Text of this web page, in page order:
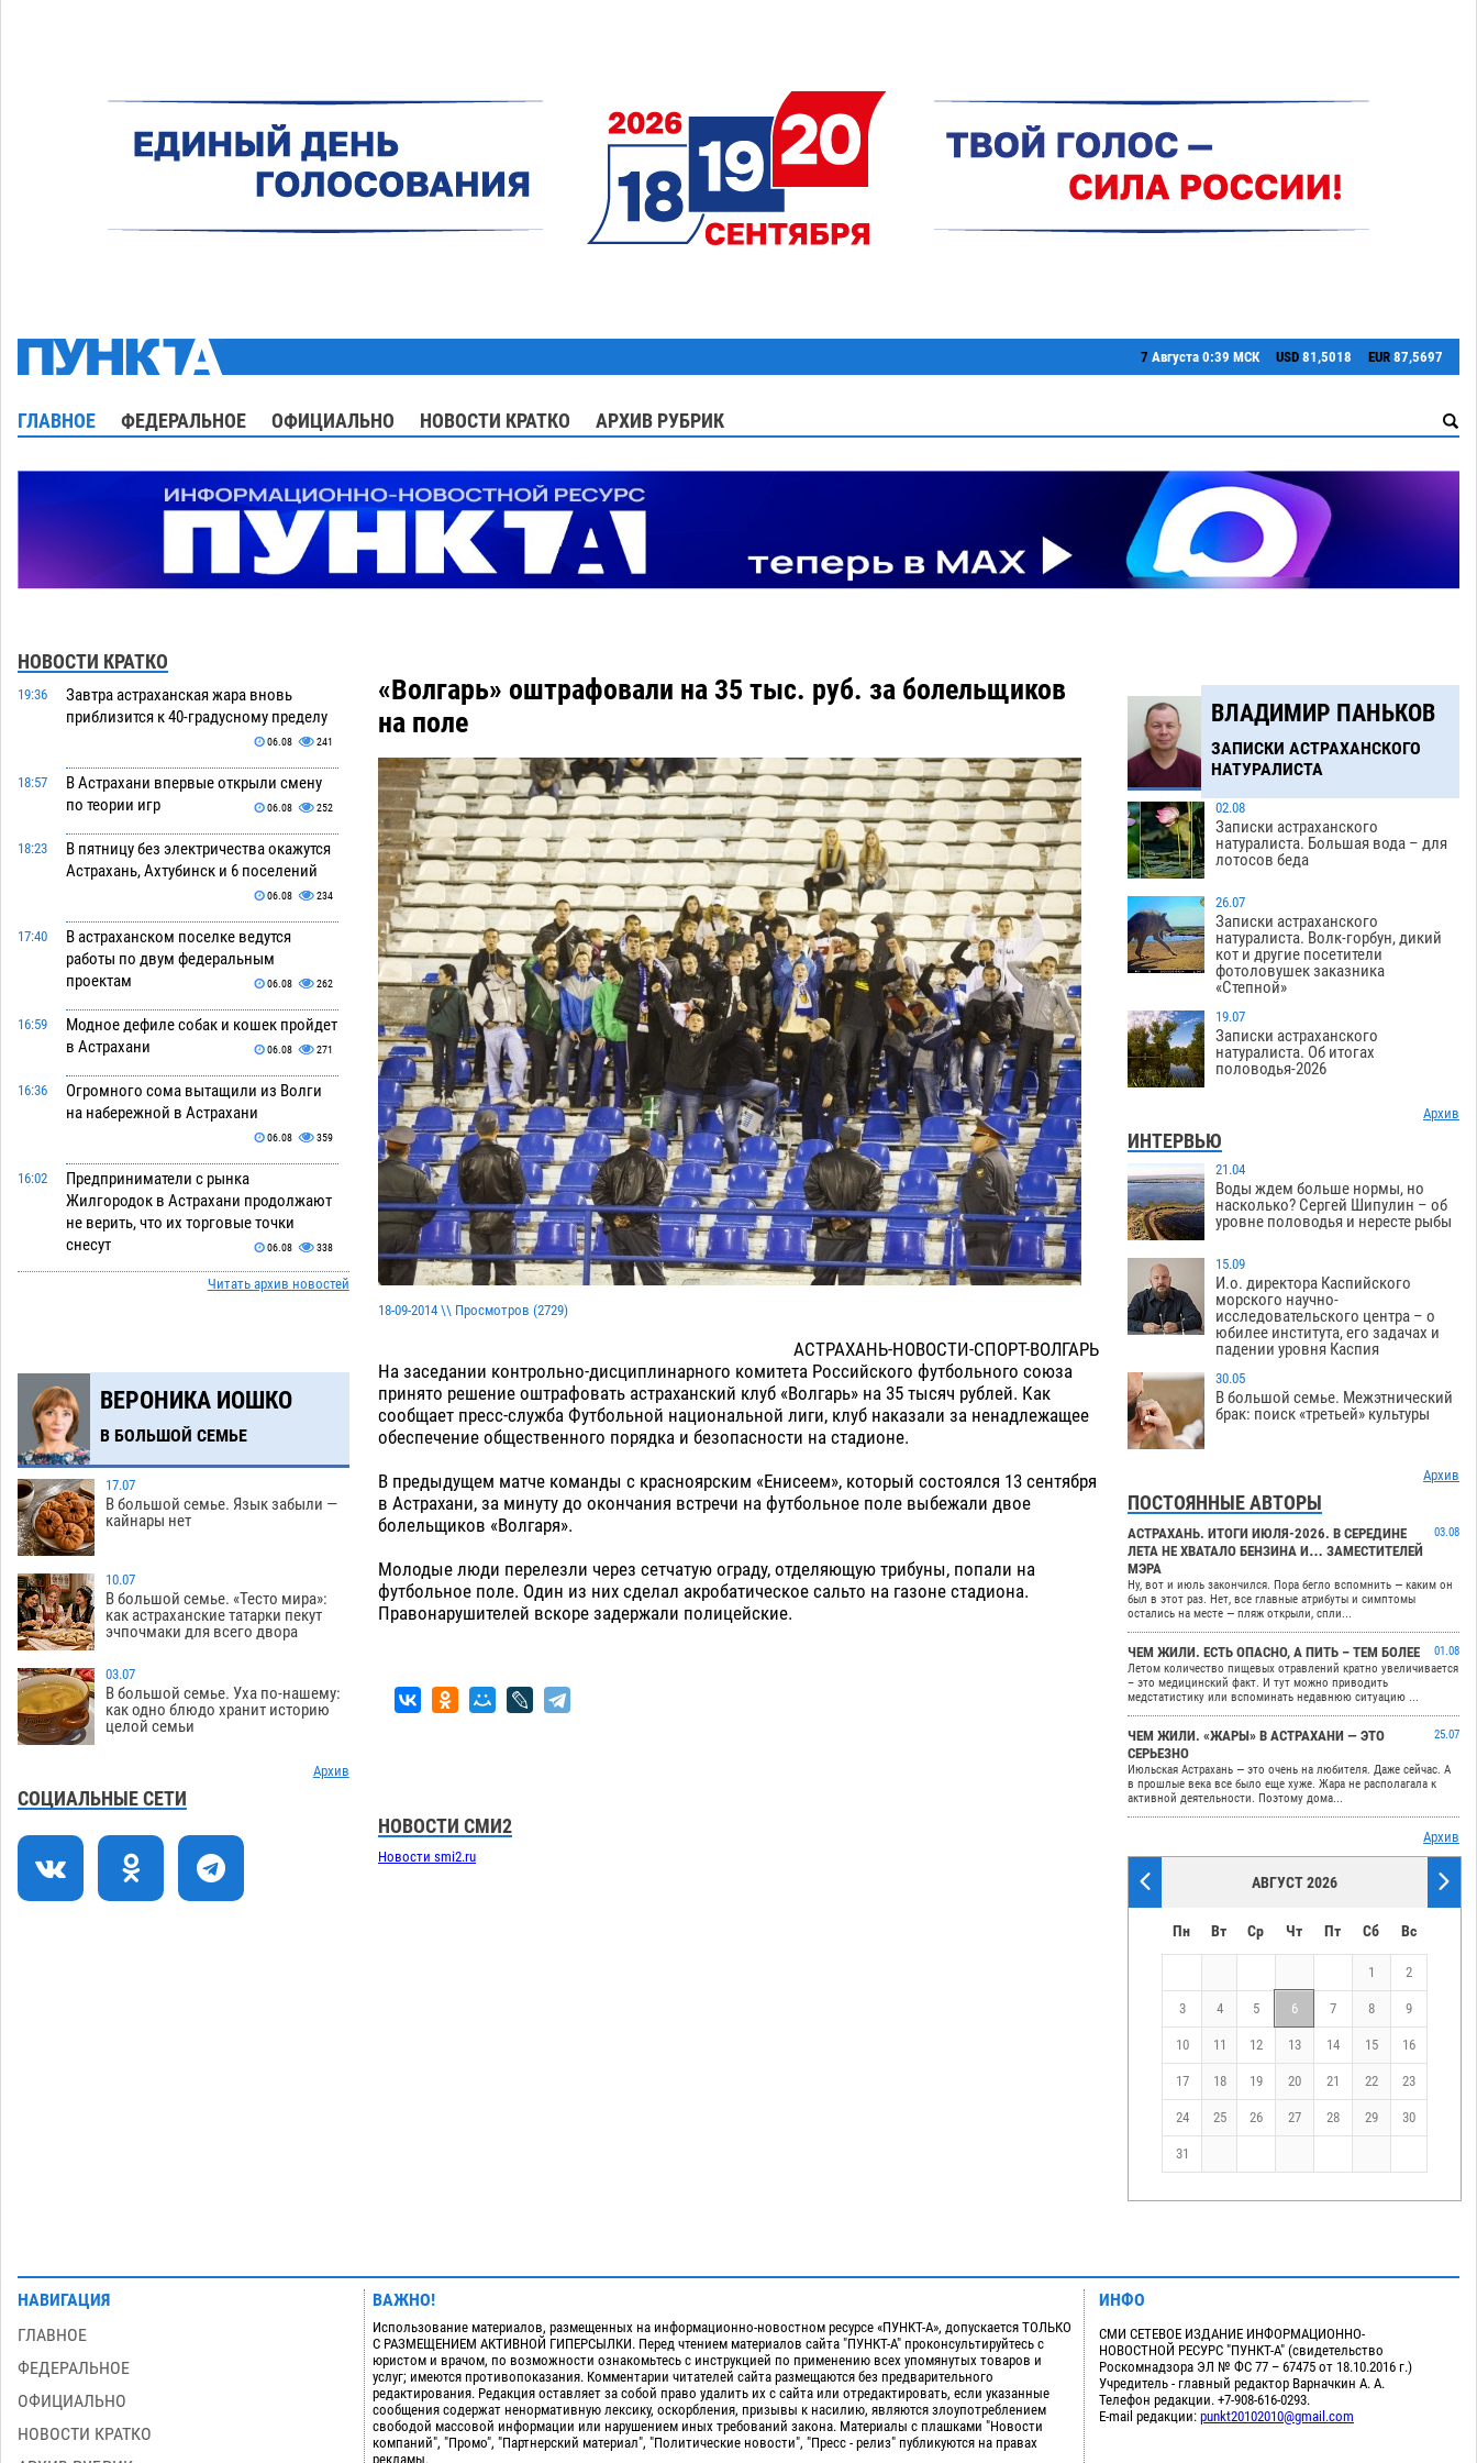
7 Августа 0:39 МСК USD 81,5018 EUR 87,5697
ГЛАВНОЕ ФЕДЕРАЛЬНОЕ ОФИЦИАЛЬНО НОВОСТИ КРАТКО АРХИВ РУБРИК
НОВОСТИ КРАТКО
19:36
Завтра астраханская жара вновь
приблизится к 40-градусному пределу
06.08 241
18:57
В Астрахани впервые открыли смену
по теории игр
06.08 252
18:23
В пятницу без электричества окажутся
Астрахань, Ахтубинск и 6 поселений
06.08 234
17:40
В астраханском поселке ведутся
работы по двум федеральным
проектам
06.08 262
16:59
Модное дефиле собак и кошек пройдет
в Астрахани
06.08 271
16:36
Огромного сома вытащили из Волги
на набережной в Астрахани
06.08 359
16:02
Предприниматели с рынка
Жилгородок в Астрахани продолжают
не верить, что их торговые точки
снесут
06.08 338
Ящерицу из астраханской пустыни
14:35
Буддийские святыни из Астрахани
выставили в музее Пушкина в Москве
13:50
Мэрия Астрахани переводит городские
зеленые зоны на автоматический
полив
06.08 259
13:13
Скончался второй ребенок после
пожара в Астрахани
12:49
Астраханские гандболисты с крупной
победы стартовали на Всероссийской
12:16
В астраханском селе невестка
изрешетила машину свекрови
11:45
Астраханские приставы выдворили 12
Шереметьево
11:08
Как астраханцы назвали своих детей в
июле
Читать архив новостей
ВЕРОНИКА ИОШКО
В БОЛЬШОЙ СЕМЬЕ
17.07
В большой семье. Язык забыли —
кайнары нет
10.07
В большой семье. «Тесто мира»:
как астраханские татарки пекут
эчпочмаки для всего двора
03.07
В большой семье. Уха по-нашему:
как одно блюдо хранит историю
целой семьи
Архив
СОЦИАЛЬНЫЕ СЕТИ
«Волгарь» оштрафовали на 35 тыс. руб. за болельщиков
на поле
18-09-2014 \\ Просмотров (2729)
АСТРАХАНЬ-НОВОСТИ-СПОРТ-ВОЛГАРЬ
На заседании контрольно-дисциплинарного комитета Российского футбольного союза
принято решение оштрафовать астраханский клуб «Волгарь» на 35 тысяч рублей. Как
сообщает пресс-служба Футбольной национальной лиги, клуб наказали за ненадлежащее
обеспечение общественного порядка и безопасности на стадионе.
В предыдущем матче команды с красноярским «Енисеем», который состоялся 13 сентября
в Астрахани, за минуту до окончания встречи на футбольное поле выбежали двое
болельщиков «Волгаря».
Молодые люди перелезли через сетчатую ограду, отделяющую трибуны, попали на
футбольное поле. Один из них сделал акробатическое сальто на газоне стадиона.
Правонарушителей вскоре задержали полицейские.
НОВОСТИ СМИ2
Новости smi2.ru
ВЛАДИМИР ПАНЬКОВ
ЗАПИСКИ АСТРАХАНСКОГО
НАТУРАЛИСТА
02.08
Записки астраханского
натуралиста. Большая вода – для
лотосов беда
26.07
Записки астраханского
натуралиста. Волк-горбун, дикий
кот и другие посетители
фотоловушек заказника
«Степной»
19.07
Записки астраханского
натуралиста. Об итогах
половодья-2026
Архив
ИНТЕРВЬЮ
21.04
Воды ждем больше нормы, но
насколько? Сергей Шипулин – об
уровне половодья и нересте рыбы
15.09
И.о. директора Каспийского
морского научно-
исследовательского центра – о
юбилее института, его задачах и
падении уровня Каспия
30.05
В большой семье. Межэтнический
брак: поиск «третьей» культуры
Архив
ПОСТОЯННЫЕ АВТОРЫ
АСТРАХАНЬ. ИТОГИ ИЮЛЯ-2026. В СЕРЕДИНЕ
ЛЕТА НЕ ХВАТАЛО БЕНЗИНА И… ЗАМЕСТИТЕЛЕЙ
МЭРА
03.08
Ну, вот и июль закончился. Пора бегло вспомнить — каким он
был в этот раз. Нет, все главные атрибуты и симптомы
остались на месте — пляж открыли, спли...
ЧЕМ ЖИЛИ. ЕСТЬ ОПАСНО, А ПИТЬ – ТЕМ БОЛЕЕ
01.08
Летом количество пищевых отравлений кратно увеличивается
– это медицинский факт. И тут можно приводить
медстатистику или вспоминать недавнюю ситуацию ...
ЧЕМ ЖИЛИ. «ЖАРЫ» В АСТРАХАНИ — ЭТО
СЕРЬЕЗНО
25.07
Июльская Астрахань — это очень на любителя. Даже сейчас. А
в прошлые века все было еще хуже. Жара не располагала к
активной деятельности. Поэтому дома...
Архив
АВГУСТ 2026
Пн Вт Ср Чт Пт Сб Вс
1 2
3 4 5 6 7 8 9
10 11 12 13 14 15 16
17 18 19 20 21 22 23
24 25 26 27 28 29 30
31
НАВИГАЦИЯ
ГЛАВНОЕ
ФЕДЕРАЛЬНОЕ
ОФИЦИАЛЬНО
НОВОСТИ КРАТКО
ВАЖНО!
Использование материалов, размещенных на информационно-новостном ресурсе «ПУНКТ-А», допускается ТОЛЬКО
С РАЗМЕЩЕНИЕМ АКТИВНОЙ ГИПЕРСЫЛКИ. Перед чтением материалов сайта "ПУНКТ-А" проконсультируйтесь с
юристом и врачом, по возможности ознакомьтесь с инструкцией по применению всех упомянутых товаров и
услуг; имеются противопоказания. Комментарии читателей сайта размещаются без предварительного
редактирования. Редакция оставляет за собой право удалить их с сайта или отредактировать, если указанные
сообщения содержат ненормативную лексику, оскорбления, призывы к насилию, являются злоупотреблением
свободой массовой информации или нарушением иных требований закона. Материалы с плашками "Новости
компаний", "Промо", "Партнерский материал", "Политические новости", "Пресс - релиз" публикуются на правах
рекламы.
ИНФО
СМИ СЕТЕВОЕ ИЗДАНИЕ ИНФОРМАЦИОННО-
НОВОСТНОЙ РЕСУРС "ПУНКТ-А" (свидетельство
Роскомнадзора ЭЛ № ФС 77 – 67475 от 18.10.2016 г.)
Учредитель - главный редактор Варначкин А. А.
Телефон редакции. +7-908-616-0293.
E-mail редакции: punkt20102010@gmail.com